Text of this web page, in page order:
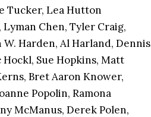
Tucker, Lea Hutton
Chen, Tyler Craig,
Harden, Al Harland, Dennis
Sue Hopkins, Matt
Bret Aaron Knower,
Popolin, Ramona
McManus, Derek Polen,